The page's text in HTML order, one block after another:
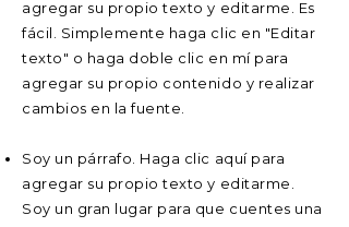
agregar su propio texto y editarme. Es
fácil. Simplemente haga clic en "Editar
texto" o haga doble clic en mí para
agregar su propio contenido y realizar
cambios en la fuente.
Soy un párrafo. Haga clic aquí para
agregar su propio texto y editarme.
Soy un gran lugar para que cuentes una